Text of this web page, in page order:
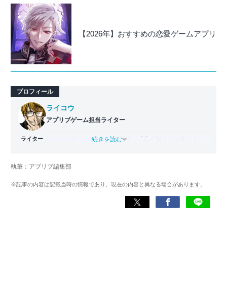
【2026年】おすすめの恋愛ゲームアプリ
プロフィール
ライター
ライコウ
アプリブゲーム担当ライター
バンタンゲームアカデミー 出身。「広く深く」をモットー
ゲームだけでも1,000本以上。ゲーム開発者を目指した経験
くして面白さを引き出し、人々に伝えるためゲームライタ
...続きを読む
執筆：アプリブ編集部
※記事の内容は記載当時の情報であり、現在の内容と異なる場合があります。